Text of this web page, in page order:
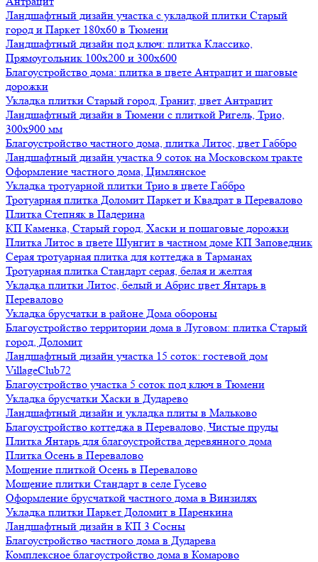
Ландшафтный дизайн участка с укладкой плитки Старый
город и Паркет 180х60 в Тюмени
Ландшафтный дизайн под ключ: плитка Классико,
Прямоугольник 100х200 и 300х600
Благоустройство дома: плитка в цвете Антрацит и шаговые
дорожки
Укладка плитки Старый город, Гранит, цвет Антрацит
Ландшафтный дизайн в Тюмени с плиткой Ригель, Трио,
300х900 мм
Благоустройство частного дома, плитка Литос, цвет Габбро
Ландшафтный дизайн участка 9 соток на Московском тракте
Оформление частного дома, Цимлянское
Укладка тротуарной плитки Трио в цвете Габбро
Тротуарная плитка Доломит Паркет и Квадрат в Перевалово
Плитка Степняк в Падерина
КП Каменка, Старый город, Хаски и пошаговые дорожки
Плитка Литос в цвете Шунгит в частном доме КП Заповедник
Серая тротуарная плитка для коттеджа в Тарманах
Тротуарная плитка Стандарт серая, белая и желтая
Укладка плитки Литос, белый и Абрис цвет Янтарь в
Перевалово
Укладка брусчатки в районе Дома обороны
Благоустройство территории дома в Луговом: плитка Старый
город, Доломит
Ландшафтный дизайн участка 15 соток: гостевой дом
VillageClub72
Благоустройство участка 5 соток под ключ в Тюмени
Укладка брусчатки Хаски в Дударево
Ландшафтный дизайн и укладка плиты в Мальково
Благоустройство коттеджа в Перевалово, Чистые пруды
Плитка Янтарь для благоустройства деревянного дома
Плитка Осень в Перевалово
Мощение плиткой Осень в Перевалово
Мощение плитки Стандарт в селе Гусево
Оформление брусчаткой частного дома в Винзилях
Укладка плитки Паркет Доломит в Паренкина
Ландшафтный дизайн в КП 3 Сосны
Благоустройство частного дома в Дударева
Комплексное благоустройство дома в Комарово